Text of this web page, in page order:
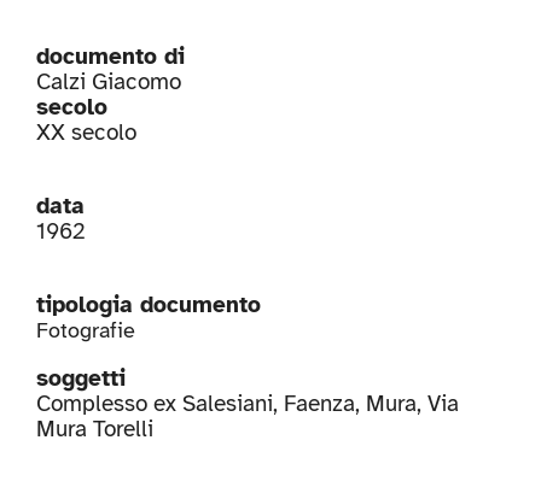
documento di
Calzi Giacomo
secolo
XX secolo
data
1962
tipologia documento
Fotografie
soggetti
Complesso ex Salesiani, Faenza, Mura, Via
Mura Torelli